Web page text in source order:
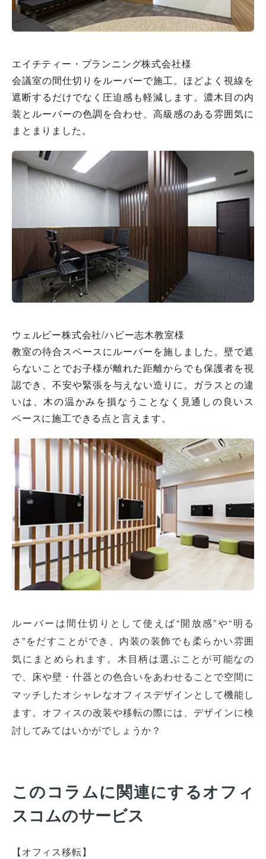
エイチティー・プランニング株式会社様
会議室の間仕切りをルーバーで施工。ほどよく視線を
遮断するだけでなく圧迫感も軽減します。濃木目の内
装とルーバーの色調を合わせ、高級感のある雰囲気に
まとまりました。
ウェルビー株式会社/ハビー志木教室様
教室の待合スペースにルーバーを施しました。壁で遮
らないことでお子様が離れた距離からでも保護者を視
認でき、不安や緊張を与えない造りに。ガラスとの違
いは、木の温かみを損なうことなく見通しの良いス
ペースに施工できる点と言えます。
ルーバーは間仕切りとして使えば“開放感”や“明る
さ”をだすことができ、内装の装飾でも柔らかい雰囲
気にまとめられます。木目柄は選ぶことが可能なの
で、床や壁・什器との色合いをあわせることで空間に
マッチしたオシャレなオフィスデザインとして機能し
ます。オフィスの改装や移転の際には、デザインに検
討してみてはいかがでしょうか？
このコラムに関連にするオフィ
スコムのサービス
【オフィス移転】